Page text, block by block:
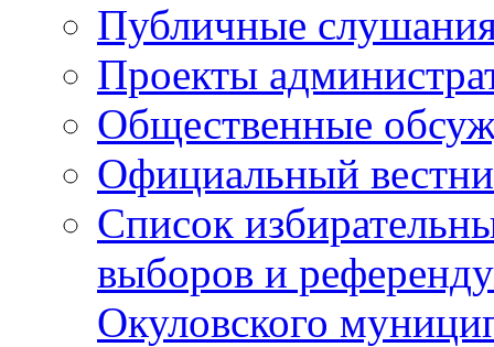
Публичные
Проекты
Общественные
Официальный
Список
выборов и
Окуловского